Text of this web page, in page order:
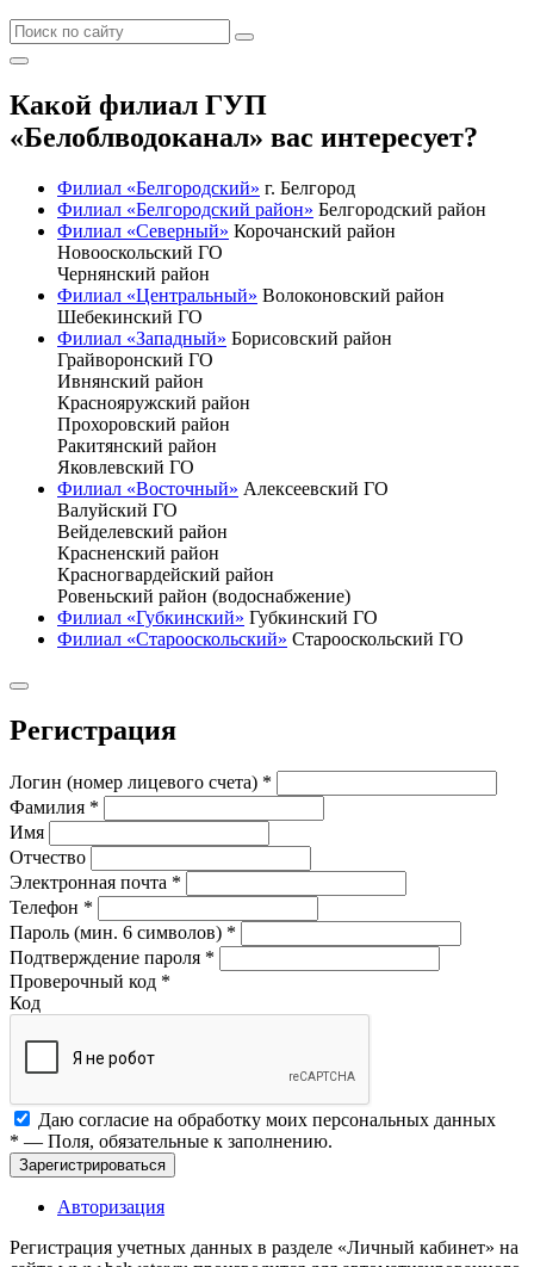
Какой филиал ГУП
«Белоблводоканал» вас интересует?
Филиал «Белгородский» г. Белгород
Филиал «Белгородский район» Белгородский район
Филиал «Северный» Корочанский район
Новооскольский ГО
Чернянский район
Филиал «Центральный» Волоконовский район
Шебекинский ГО
Филиал «Западный» Борисовский район
Грайворонский ГО
Ивнянский район
Краснояружский район
Прохоровский район
Ракитянский район
Яковлевский ГО
Филиал «Восточный» Алексеевский ГО
Валуйский ГО
Вейделевский район
Красненский район
Красногвардейский район
Ровеньский район (водоснабжение)
Филиал «Губкинский» Губкинский ГО
Филиал «Старооскольский» Старооскольский ГО
Регистрация
Логин (номер лицевого счета) *
Фамилия *
Имя
Отчество
Электронная почта *
Телефон *
Пароль (мин. 6 символов) *
Подтверждение пароля *
Проверочный код *
Код
Даю согласие на обработку моих персональных данных
* — Поля, обязательные к заполнению.
Зарегистрироваться
Авторизация
Регистрация учетных данных в разделе «Личный кабинет» на